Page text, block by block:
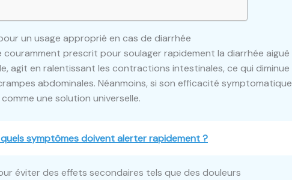
un usage approprié en cas de diarrhée
prescrit pour soulager rapidement la diarrhée aiguë
agit en ralentissant les contractions intestinales, ce qui diminue
abdominales. Néanmoins, si son efficacité symptomatique
une solution universelle.
symptômes doivent alerter rapidement ?
éviter des effets secondaires tels que des douleurs